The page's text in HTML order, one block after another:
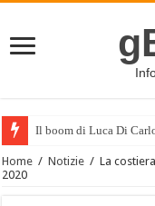
Il boom di Luca Di
Home / Notizie / La
2020